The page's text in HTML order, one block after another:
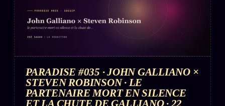
PARADISE #035 · JOHN GALLIANO ×
STEVEN ROBINSON · LE
PARTENAIRE MORT EN SILENCE
ET LA CHUTE DE GALLIANO · 22